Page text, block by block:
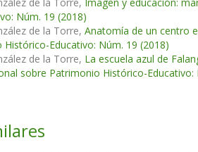
Núm. 19 (2018)
de la Torre, Anatomía de un centro
Educativo: Núm. 19 (2018)
de la Torre, La escuela azul de
sobre Patrimonio Histórico-Educativo: